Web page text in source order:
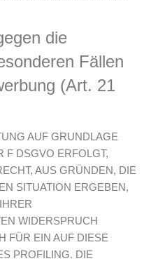
die
Fällen
(Art. 21
AUF GRUNDLAGE
F DSGVO ERFOLGT,
AUS GRÜNDEN, DIE
SITUATION ERGEBEN,
WIDERSPRUCH
FÜR EIN AUF DIESE
PROFILING. DIE